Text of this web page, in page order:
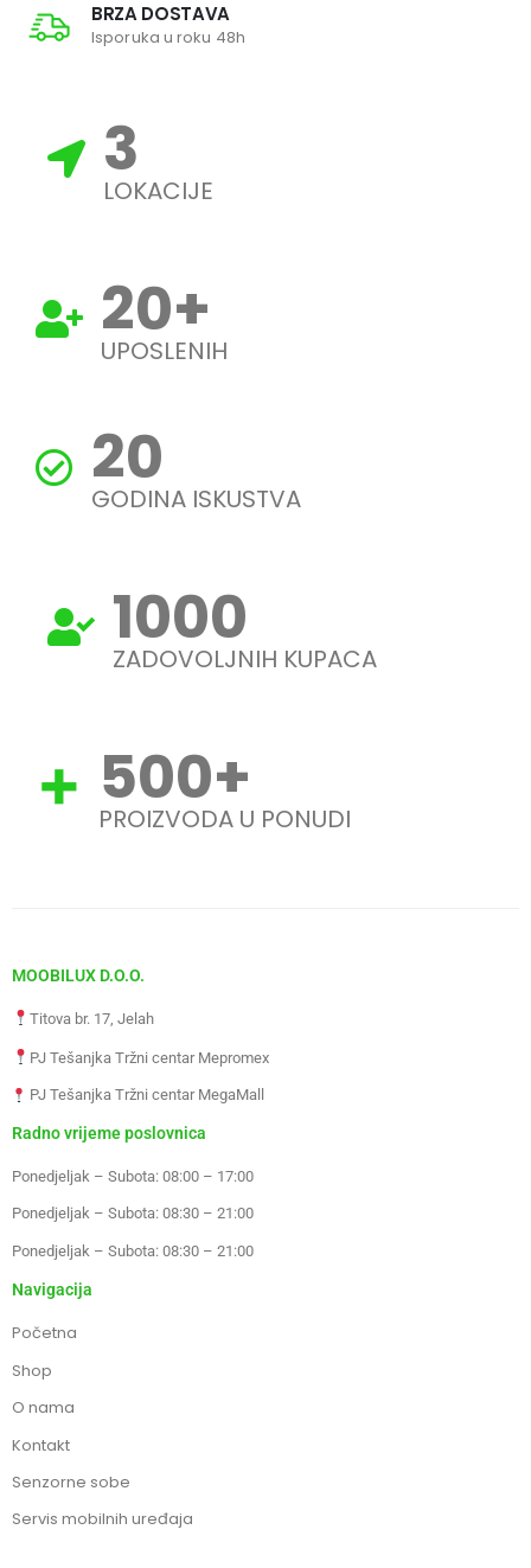
BRZA DOSTAVA
Isporuka u roku 48h
3
LOKACIJE
20+
UPOSLENIH
20
GODINA ISKUSTVA
1000
ZADOVOLJNIH KUPACA
500+
PROIZVODA U PONUDI
MOOBILUX D.O.O.
Titova br. 17, Jelah
PJ Tešanjka Tržni centar Mepromex
PJ Tešanjka Tržni centar MegaMall
Radno vrijeme poslovnica
Ponedjeljak – Subota: 08:00 – 17:00
Ponedjeljak – Subota: 08:30 – 21:00
Ponedjeljak – Subota: 08:30 – 21:00
Navigacija
Početna
Shop
O nama
Kontakt
Senzorne sobe
Servis mobilnih uređaja